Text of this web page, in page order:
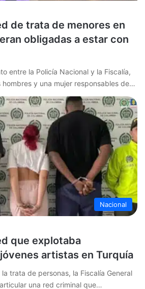
de trata de menores en
obligadas a estar con
entre la Policía Nacional y la Fiscalía,
y una mujer responsables de…
Nacional
que explotaba
artistas en Turquía
trata de personas, la Fiscalía General
una red criminal que…